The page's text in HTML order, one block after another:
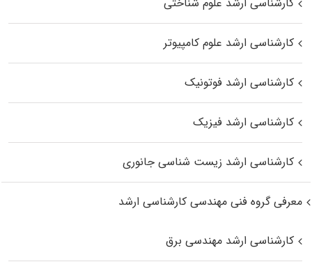
کارشناسی ارشد علوم کامپیوتر
کارشناسی ارشد فوتونیک
کارشناسی ارشد فیزیک
کارشناسی ارشد زیست‌ شناسی جانوری
معرفی گروه فنی مهندسی کارشناسی ارشد
کارشناسی ارشد مهندسی برق